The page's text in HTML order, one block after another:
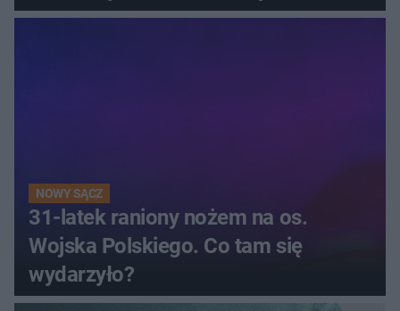
zamyka sprawę
NOWY SĄCZ
31-latek raniony nożem na os.
Wojska Polskiego. Co tam się
wydarzyło?